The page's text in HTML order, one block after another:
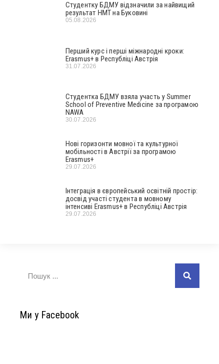
Студентку БДМУ відзначили за найвищий
результат НМТ на Буковині
05.08.2026
Перший курс і перші міжнародні кроки:
Erasmus+ в Республіці Австрія
31.07.2026
Студентка БДМУ взяла участь у Summer
School of Preventive Medicine за програмою
NAWA
30.07.2026
Нові горизонти мовної та культурної
мобільності в Австрії за програмою
Erasmus+
29.07.2026
Інтеграція в європейський освітній простір:
досвід участі студента в мовному
інтенсиві Erasmus+ в Республіці Австрія
29.07.2026
Ми у Facebook